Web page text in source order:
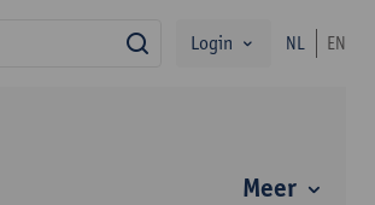
zoekLogin NL EN
Meer